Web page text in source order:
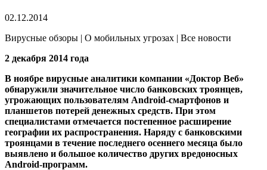
02.12.2014
Вирусные обзоры | О мобильных угрозах | Все новости
2 декабря 2014 года
В ноябре вирусные аналитики компании «Доктор Веб»
обнаружили значительное число банковских троянцев,
угрожающих пользователям Android-смартфонов и
планшетов потерей денежных средств. При этом
специалистами отмечается постепенное расширение
географии их распространения. Наряду с банковскими
троянцами в течение последнего осеннего месяца было
выявлено и большое количество других вредоносных
Android-программ.